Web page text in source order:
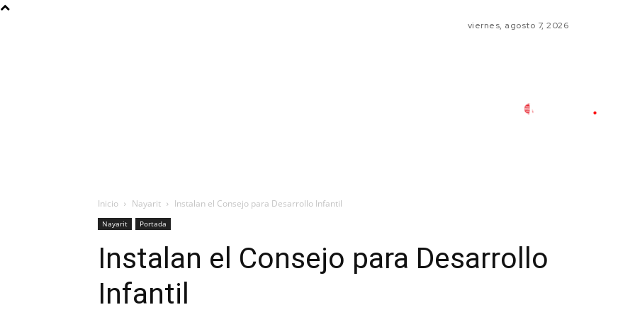
viernes, agosto 7, 2026
Inicio Nayarit Instalan el Consejo para Desarrollo Infantil
Nayarit Portada
Instalan el Consejo para Desarrollo
Infantil